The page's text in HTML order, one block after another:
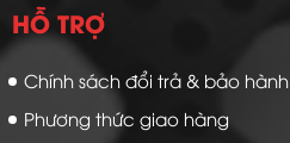
HỖ TRỢ
Chính sách đổi trả & bảo hành
Phương thức giao hàng